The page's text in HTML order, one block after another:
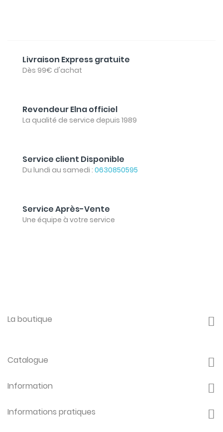
Livraison Express gratuite
Dès 99€ d'achat
Revendeur Elna officiel
La qualité de service depuis 1989
Service client Disponible
Du lundi au samedi : 0630850595
Service Après-Vente
Une équipe à votre service
La boutique
Catalogue
Information
Informations pratiques